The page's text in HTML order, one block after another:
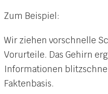
Zum Beispiel:
Wir ziehen vorschnelle
Vorurteile. Das Gehirn
Informationen
Faktenbasis.